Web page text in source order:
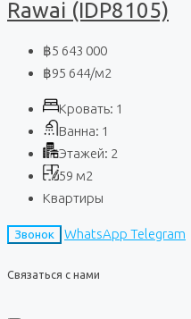
Rawai (IDP8105)
฿5 643 000
฿95 644/м2
Кровать: 1
Ванна: 1
Этажей: 2
59 м2
Квартиры
Звонок WhatsApp Telegram
Связаться с нами